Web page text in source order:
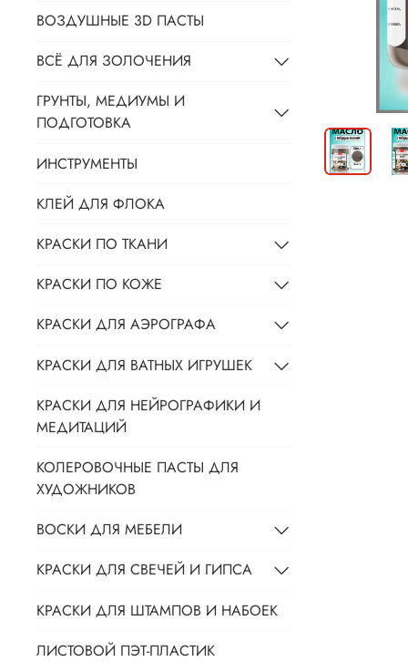
ВОЗДУШНЫЕ 3D ПАСТЫ
ВСЁ ДЛЯ ЗОЛОЧЕНИЯ
ГРУНТЫ, МЕДИУМЫ И
ПОДГОТОВКА
ИНСТРУМЕНТЫ
КЛЕЙ ДЛЯ ФЛОКА
КРАСКИ ПО ТКАНИ
КРАСКИ ПО КОЖЕ
КРАСКИ ДЛЯ АЭРОГРАФА
КРАСКИ ДЛЯ ВАТНЫХ ИГРУШЕК
КРАСКИ ДЛЯ НЕЙРОГРАФИКИ И
МЕДИТАЦИЙ
КОЛЕРОВОЧНЫЕ ПАСТЫ ДЛЯ
ХУДОЖНИКОВ
ВОСКИ ДЛЯ МЕБЕЛИ
КРАСКИ ДЛЯ СВЕЧЕЙ И ГИПСА
КРАСКИ ДЛЯ ШТАМПОВ И НАБОЕК
ЛИСТОВОЙ ПЭТ-ПЛАСТИК